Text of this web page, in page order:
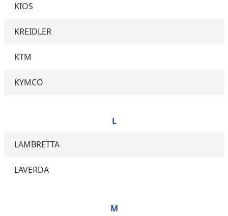
KIOS
KREIDLER
KTM
KYMCO
L
LAMBRETTA
LAVERDA
M